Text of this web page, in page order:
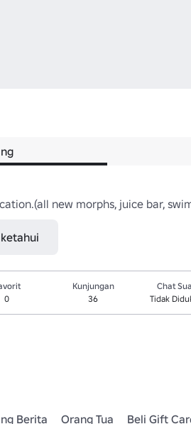
new morphs, juice bar,
0
Kunjungan
36
Chat
Tidak
Berita Orang Tua Beli Gift